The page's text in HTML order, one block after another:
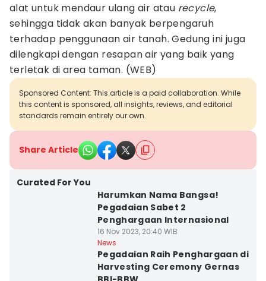
alat untuk mendaur ulang air atau recycle,
sehingga tidak akan banyak berpengaruh
terhadap penggunaan air tanah. Gedung ini juga
dilengkapi dengan resapan air yang baik yang
terletak di area taman. (WEB)
Sponsored Content: This article is a paid collaboration. While
this content is sponsored, all insights, reviews, and editorial
standards remain entirely our own.
Share Article
Curated For You
Harumkan Nama Bangsa!
Pegadaian Sabet 2
Penghargaan Internasional
16 Nov 2023, 20:40 WIB
News
Pegadaian Raih Penghargaan di
Harvesting Ceremony Gernas